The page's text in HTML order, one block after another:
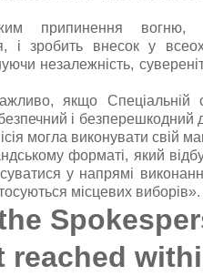
припинення вогню,
і зробить внесок у
незалежність,
якщо Спеціальній
і безперешкодний
могла виконувати свій
форматі, який
у напрямі
місцевих виборів».
reached